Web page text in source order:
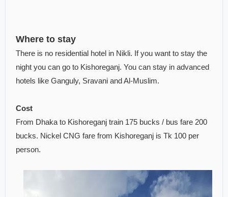
Where to stay
There is no residential hotel in Nikli. If you want to stay the
night you can go to Kishoreganj. You can stay in advanced
hotels like Ganguly, Sravani and Al-Muslim.
Cost
From Dhaka to Kishoreganj train 175 bucks / bus fare 200
bucks. Nickel CNG fare from Kishoreganj is Tk 100 per
person.